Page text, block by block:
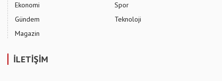
Ekonomi
Gündem
Magazin
Spor
Teknoloji
İLETİŞİM